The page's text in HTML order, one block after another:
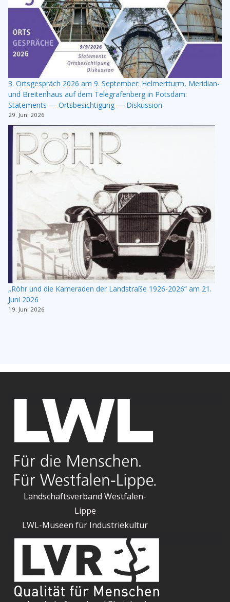
3. Ortsgespräch 2026 am 9. September: Helmertturm, Meridian-
und Breitenhaus auf dem Telegrafenberg in Potsdam:
Statements — Ortsbesichtigung — Diskussion
29. Juni 2026
„Röhr und die Kameraden der Landstraße 1926-2026“ am 21.
Juni 2026
19. Juni 2026
Landschaftsverband Westfalen-
Lippe
LWL-Museen für Industriekultur